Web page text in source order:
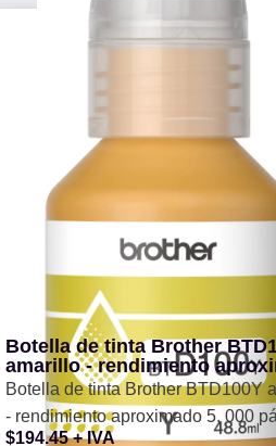
Botella de tinta Brother
amarillo - rendimiento
5, 000 páginas, compatible
DCPT230, DCPT530DW,
DCPT730DW, MFCT930DW
Botella de tinta Brother BTD100Y
- rendimiento aproximado 5, 000
$194.45+ IVA